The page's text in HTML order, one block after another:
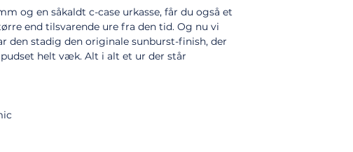
og en såkaldt c-case urkasse, får du også et
end tilsvarende ure fra den tid. Og nu vi
den stadig den originale sunburst-finish, der
helt væk. Alt i alt et ur der står